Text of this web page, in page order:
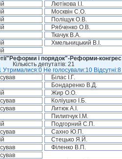
Лютікова І.І.
Москвін С.О.
Поліщук О.В.
Рябченко О.В.
Ткачук В.А.
Хмельницький В.І.
і порядок"-Реформи-конгрес
Кількість депутатів: 21
Не голосували:10 Відсутні:8
Білас І.Г.
Бондаренко В.Д.
Жир О.О.
Коліушко І.Б.
Литюк А.І.
Пилипчук І.М.
Подгорний С.П.
Сахно Ю.П.
Стецько Я.Й.
Філенко В.П.